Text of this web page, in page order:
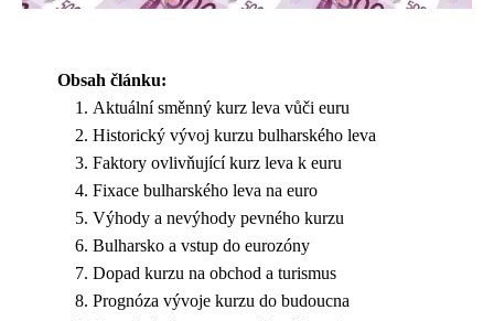
Obsah článku:
Aktuální směnný kurz leva vůči euru
Historický vývoj kurzu bulharského leva
Faktory ovlivňující kurz leva k euru
Fixace bulharského leva na euro
Výhody a nevýhody pevného kurzu
Bulharsko a vstup do eurozóny
Dopad kurzu na obchod a turismus
Prognóza vývoje kurzu do budoucna